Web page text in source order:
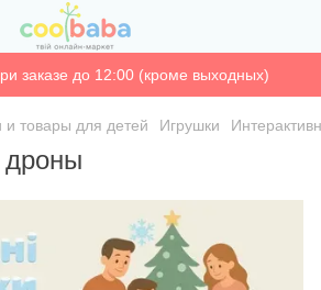
заказе до 12:00 (кроме выходных)
и товары для детей Игрушки